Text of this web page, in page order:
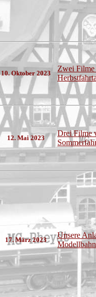
10. Oktober 2023
Zwei
12. Mai 2023
Drei Filme
17. März 2023
Unsere